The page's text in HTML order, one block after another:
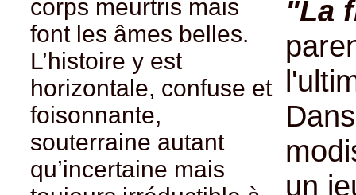
corps meurtris mais
font les âmes belles.
L’histoire y est
horizontale, confuse et
foisonnante,
souterraine autant
qu’incertaine mais
"La
un